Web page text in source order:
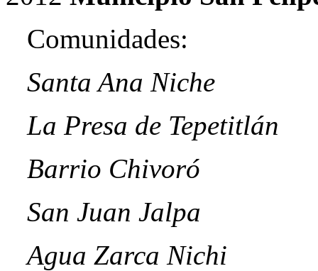
Comunidades:
Santa Ana Niche
La Presa de Tepetitlán
Barrio Chivoró
San Juan Jalpa
Agua Zarca Nichi